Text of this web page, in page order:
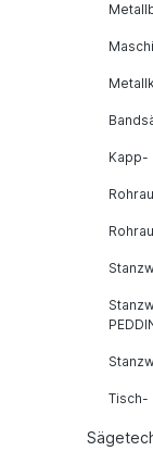
Kapp-
Tisch-